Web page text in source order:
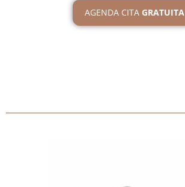
AGENDA CITA GRATUITA